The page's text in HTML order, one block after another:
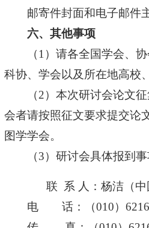
邮寄件封面和电子邮件主
六、其他事项
（1）请各全国学会、协
科协、学会以及所在地高校
（2）本次研讨会论文征
会者请按照征文要求提交论
图学学会。
（3）研讨会具体报到事
联 系 人：杨洁（中
电 话：（010）